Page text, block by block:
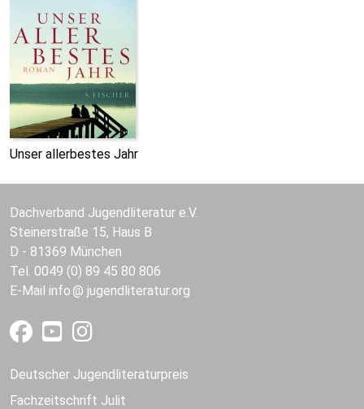
Unser allerbestes Jahr
Dachverband Jugendliteratur e.V.
Steinerstraße 15, Haus B
D - 81369 München
Tel. 0049 (0) 89 45 80 806
E-Mail info jugendliteratur.org
Deutscher Jugendliteraturpreis
Fachzeitschrift Julit